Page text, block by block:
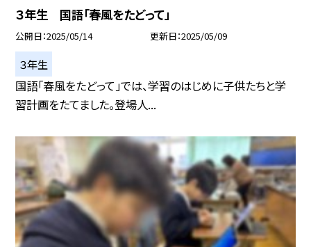
３年生 国語「春風をたどって」
公開日 2025/05/14 更新日 2025/05/09
３年生
国語「春風をたどって」では、学習のはじめに子供たちと学
習計画をたてました。登場人...